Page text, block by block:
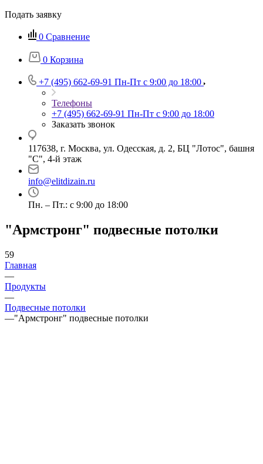
Подать заявку
0 Сравнение
0 Корзина
+7 (495) 662-69-91 Пн-Пт c 9:00 до 18:00
Телефоны
+7 (495) 662-69-91 Пн-Пт c 9:00 до 18:00
Заказать звонок
117638, г. Москва, ул. Одесская, д. 2, БЦ "Лотос", башня
"С", 4-й этаж
info@elitdizain.ru
Пн. – Пт.: с 9:00 до 18:00
"Армстронг" подвесные потолки
59
Главная
—
Продукты
—
Подвесные потолки
—"Армстронг" подвесные потолки